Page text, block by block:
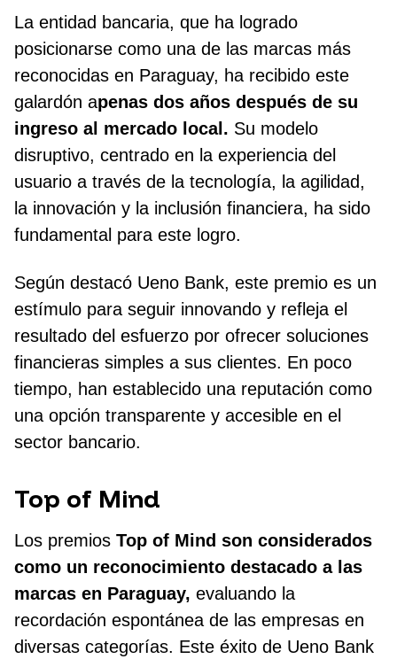
La entidad bancaria, que ha logrado
posicionarse como una de las marcas más
reconocidas en Paraguay, ha recibido este
galardón apenas dos años después de su
ingreso al mercado local. Su modelo
disruptivo, centrado en la experiencia del
usuario a través de la tecnología, la agilidad,
la innovación y la inclusión financiera, ha sido
fundamental para este logro.
Según destacó Ueno Bank, este premio es un
estímulo para seguir innovando y refleja el
resultado del esfuerzo por ofrecer soluciones
financieras simples a sus clientes. En poco
tiempo, han establecido una reputación como
una opción transparente y accesible en el
sector bancario.
Top of Mind
Los premios Top of Mind son considerados
como un reconocimiento destacado a las
marcas en Paraguay, evaluando la
recordación espontánea de las empresas en
diversas categorías. Este éxito de Ueno Bank